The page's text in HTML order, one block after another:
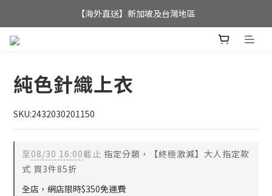
全店滿$350，即可享港澳地區免運費;
【海外直送】新加坡及台灣地區
純色針織上衣
SKU:2432030201150
至08/30 16:00截止 指定分類，【終極激減】大人指定款
式 買3件85折
全店，網店限時$350免運費